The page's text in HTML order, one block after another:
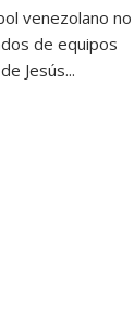
venezolano no
de equipos
Jesús...